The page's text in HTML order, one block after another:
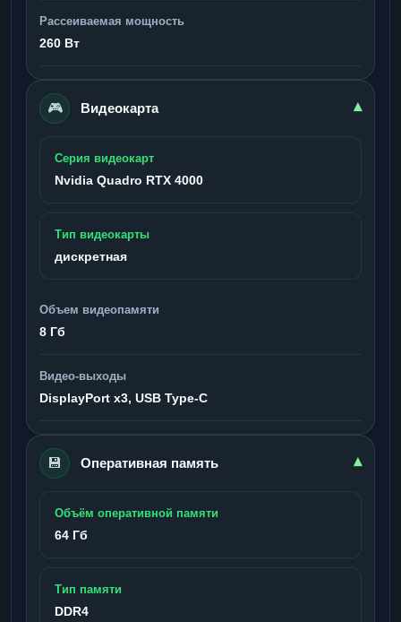
Рассеиваемая мощность
260 Вт
🎮 Видеокарта ▾
Серия видеокарт
Nvidia Quadro RTX 4000
Тип видеокарты
дискретная
Объем видеопамяти
8 Гб
Видео-выходы
DisplayPort x3, USB Type-C
💾 Оперативная память ▾
Объём оперативной памяти
64 Гб
Тип памяти
DDR4